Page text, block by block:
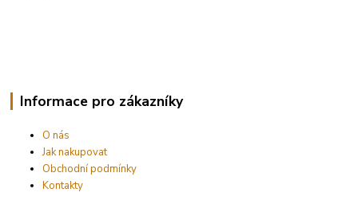
Informace pro zákazníky
O nás
Jak nakupovat
Obchodní podmínky
Kontakty